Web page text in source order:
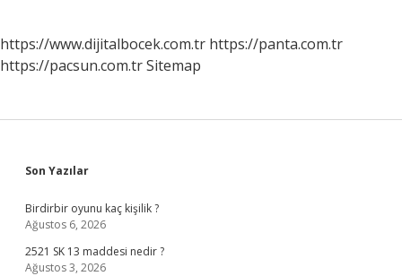
https://www.dijitalbocek.com.tr https://panta.com.tr
https://pacsun.com.trSitemap
Sidebar
Son Yazılar
Birdirbir oyunu kaç kişilik ?
Ağustos 6, 2026
2521 SK 13 maddesi nedir ?
Ağustos 3, 2026